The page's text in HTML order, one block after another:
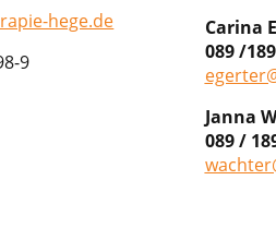
hege.de
9
Carina
089 /
Janna
089 /